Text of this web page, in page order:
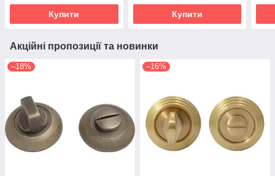
Купити Купити
Акційні пропозиції та новинки
–18% –16%